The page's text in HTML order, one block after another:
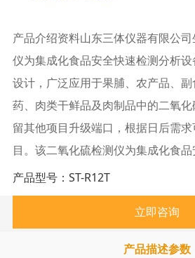
产品介绍资料山东三体仪器有限公
仪为集成化食品安全快速检测分析
设计，广泛应用于果脯、农产品、
药、肉类干鲜品及肉制品中的二氧
留其他项目升级端口，根据日后需
目。该二氧化硫检测仪为集成化食
产品型号： ST-R12T
立即咨询
产品描述参数